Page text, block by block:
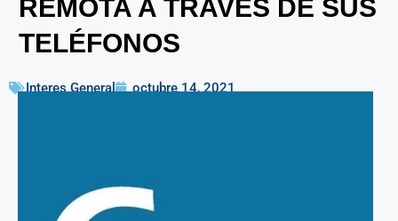
REMOTA A TRAVÉS DE SUS
TELÉFONOS
Interes General octubre 14, 2021